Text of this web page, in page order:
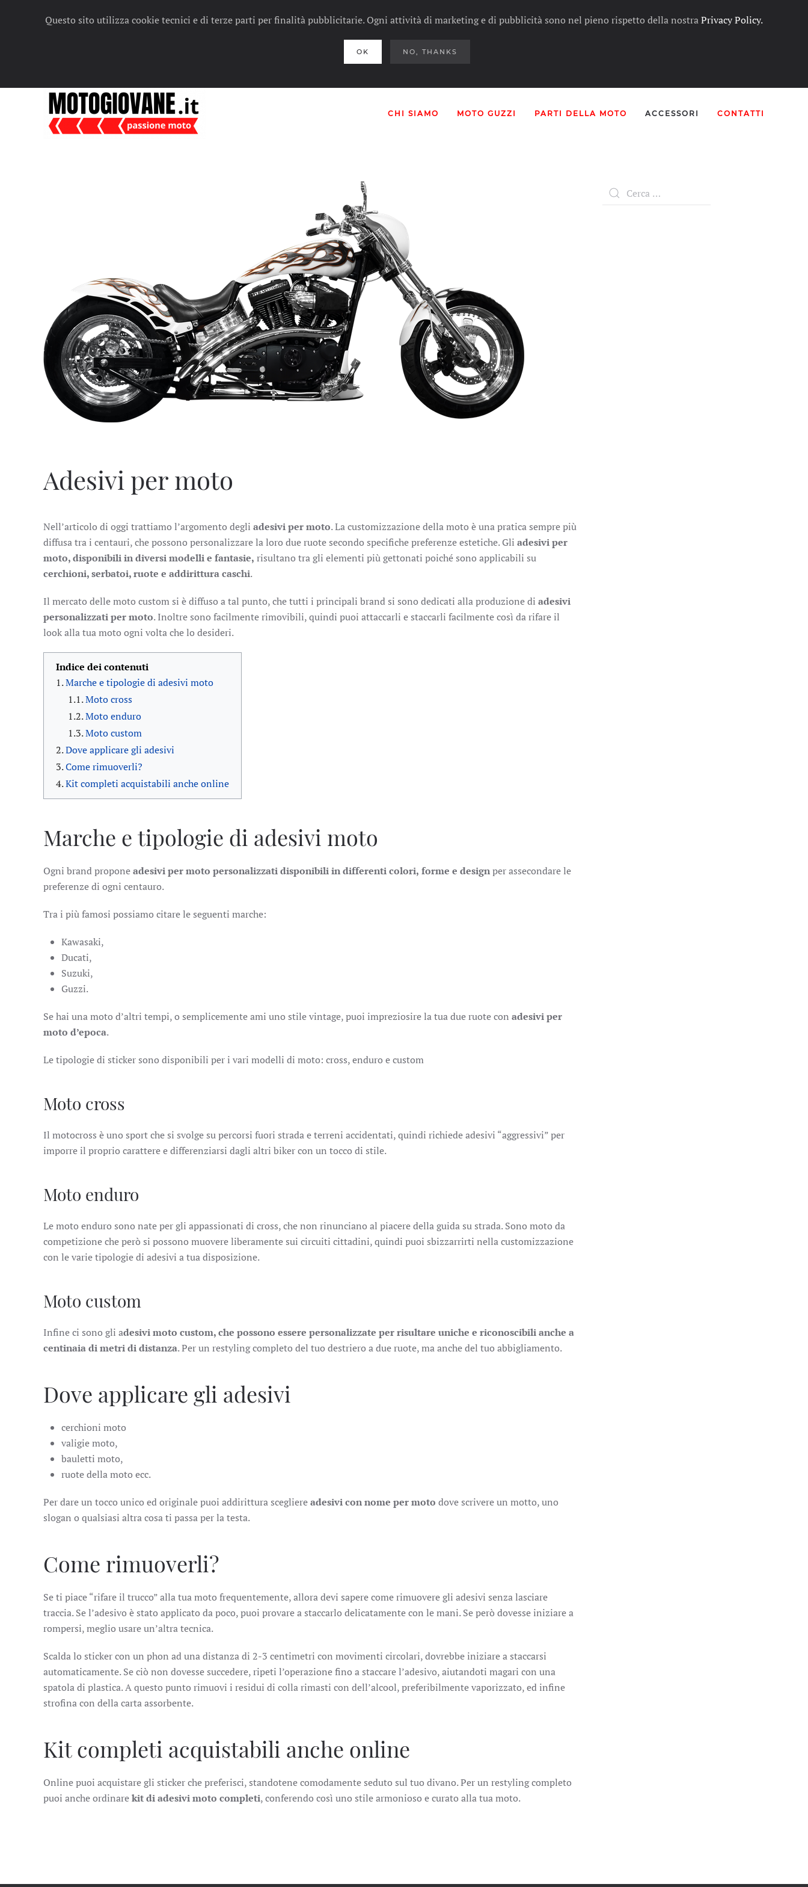
Questo sito utilizza cookie tecnici e di terze parti per finalità pubblicitarie. Ogni attività di marketing e di pubblicità sono nel pieno rispetto della nostraPrivacy Policy.
OK NO, THANKS
CHI SIAMO MOTO GUZZI PARTI DELLA MOTO ACCESSORI CONTATTI
Adesivi per moto
Nell’articolo di oggi trattiamo l’argomento degli adesivi per moto. La customizzazione della moto è una pratica sempre più
diffusa tra i centauri, che possono personalizzare la loro due ruote secondo specifiche preferenze estetiche. Gli adesivi per
moto, disponibili in diversi modelli e fantasie, risultano tra gli elementi più gettonati poiché sono applicabili su
cerchioni, serbatoi, ruote e addirittura caschi.
Il mercato delle moto custom si è diffuso a tal punto, che tutti i principali brand si sono dedicati alla produzione di adesivi
personalizzati per moto. Inoltre sono facilmente rimovibili, quindi puoi attaccarli e staccarli facilmente così da rifare il
look alla tua moto ogni volta che lo desideri.
Indice dei contenuti
Marche e tipologie di adesivi moto
Moto cross
Moto enduro
Moto custom
Dove applicare gli adesivi
Come rimuoverli?
Kit completi acquistabili anche online
Marche e tipologie di adesivi moto
Ogni brand proponeadesivi per moto personalizzati disponibili in differenti colori, forme e designper assecondare le
preferenze di ogni centauro.
Tra i più famosi possiamo citare le seguenti marche:
Kawasaki,
Ducati,
Suzuki,
Guzzi.
Se hai una moto d’altri tempi, o semplicemente ami uno stile vintage, puoi impreziosire la tua due ruote con adesivi per
moto d’epoca.
Le tipologie di sticker sono disponibili per i vari modelli di moto: cross, enduro e custom
Moto cross
Il motocross è uno sport che si svolge su percorsi fuori strada e terreni accidentati, quindi richiede adesivi “aggressivi” per
imporre il proprio carattere e differenziarsi dagli altri biker con un tocco di stile.
Moto enduro
Le moto enduro sono nate per gli appassionati di cross, che non rinunciano al piacere della guida su strada. Sono moto da
competizione che però si possono muovere liberamente sui circuiti cittadini, quindi puoi sbizzarrirti nella customizzazione
con le varie tipologie di adesivi a tua disposizione.
Moto custom
Infine ci sono gli adesivi moto custom, che possono essere personalizzate per risultare uniche e riconoscibili anche a
centinaia di metri di distanza. Per un restyling completo del tuo destriero a due ruote, ma anche del tuo abbigliamento.
Dove applicare gli adesivi
cerchioni moto
valigie moto,
bauletti moto,
ruote della moto ecc.
Per dare un tocco unico ed originale puoi addirittura scegliereadesivi con nome per moto dove scrivere un motto, uno
slogan o qualsiasi altra cosa ti passa per la testa.
Come rimuoverli?
Se ti piace “rifare il trucco” alla tua moto frequentemente, allora devi sapere come rimuovere gli adesivi senza lasciare
traccia. Se l’adesivo è stato applicato da poco, puoi provare a staccarlo delicatamente con le mani. Se però dovesse iniziare a
rompersi, meglio usare un’altra tecnica.
Scalda lo sticker con un phon ad una distanza di 2-3 centimetri con movimenti circolari, dovrebbe iniziare a staccarsi
automaticamente. Se ciò non dovesse succedere, ripeti l’operazione fino a staccare l’adesivo, aiutandoti magari con una
spatola di plastica. A questo punto rimuovi i residui di colla rimasti con dell’alcool, preferibilmente vaporizzato, ed infine
strofina con della carta assorbente.
Kit completi acquistabili anche online
Online puoi acquistare gli sticker che preferisci, standotene comodamente seduto sul tuo divano. Per un restyling completo
puoi anche ordinarekit di adesivi moto completi, conferendo così uno stile armonioso e curato alla tua moto.